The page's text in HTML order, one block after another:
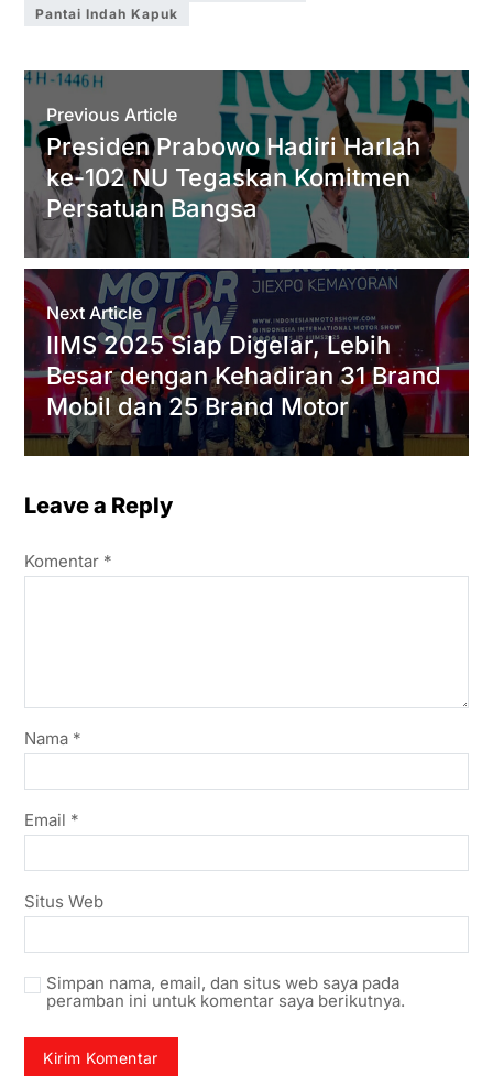
t
A
p
p
t
e
r
e
o
k
a
m
Pantai Indah Kapuk
Previous Article
Presiden Prabowo Hadiri Harlah
ke-102 NU Tegaskan Komitmen
Persatuan Bangsa
Next Article
IIMS 2025 Siap Digelar, Lebih
Besar dengan Kehadiran 31 Brand
Mobil dan 25 Brand Motor
Leave a Reply
Komentar *
Nama *
Email *
Situs Web
Simpan nama, email, dan situs web saya pada
peramban ini untuk komentar saya berikutnya.